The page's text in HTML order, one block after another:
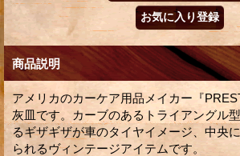
商品説明
アメリカのカーケア用品メイカー『
灰皿です。カーブのあるトライアングル
るギザギザが車のタイヤイメージ、中央
られるヴィンテージアイテムです。